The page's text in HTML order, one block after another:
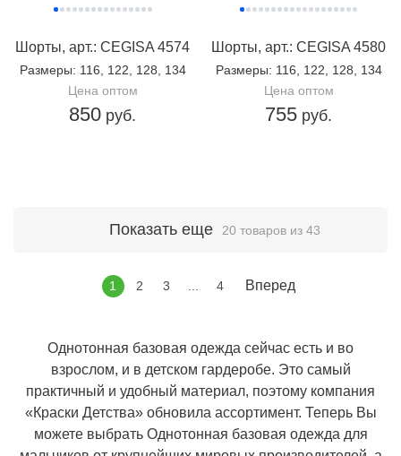
Шорты, арт.: CEGISA 4574
Размеры: 116, 122, 128, 134
Цена оптом
850 руб.
Шорты, арт.: CEGISA 4580
Размеры: 116, 122, 128, 134
Цена оптом
755 руб.
Показать еще 20 товаров из 43
1 2 3 4 Вперед
Однотонная базовая одежда сейчас есть и во
взрослом, и в детском гардеробе. Это самый
практичный и удобный материал, поэтому компания
«Краски Детства» обновила ассортимент. Теперь Вы
можете выбрать Однотонная базовая одежда для